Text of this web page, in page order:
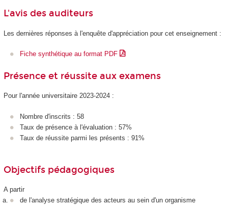
L'avis des auditeurs
Les dernières réponses à l'enquête d'appréciation pour cet enseignement :
Fiche synthétique au format PDF
Présence et réussite aux examens
Pour l'année universitaire 2023-2024 :
Nombre d'inscrits : 58
Taux de présence à l'évaluation : 57%
Taux de réussite parmi les présents : 91%
Objectifs pédagogiques
A partir
de l'analyse stratégique des acteurs au sein d'un organisme